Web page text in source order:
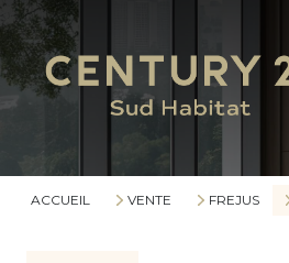
ACCUEIL VENTE FREJUS